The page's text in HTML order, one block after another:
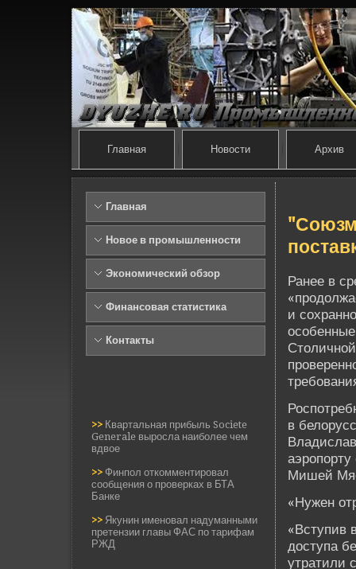
Главная Новости Архив
Главная
Новое в промышленности
Экономический обзор
Финансовая статистика
Контакты
>> Квартальная прибыль Societe
Generale выросла наиболее чем
вдвое
>> Финпол откомментировал
сообщения о проверках в БТА
Банке
>> Якунин именовал надуманными
претензии главы ФАС по тарифам
РЖД
Ранее в
и
в
Мишей
«Нужен
«Вступив
доступа
утратили